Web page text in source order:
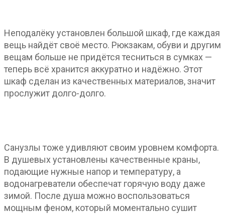
Неподалёку установлен большой шкаф, где каждая
вещь найдёт своё место. Рюкзакам, обуви и другим
вещам больше не придётся тесниться в сумках —
теперь всё хранится аккуратно и надёжно. Этот
шкаф сделан из качественных материалов, значит
прослужит долго-долго.
Санузлы тоже удивляют своим уровнем комфорта.
В душевых установлены качественные краны,
подающие нужные напор и температуру, а
водонагреватели обеспечат горячую воду даже
зимой. После душа можно воспользоваться
мощным феном, который моментально сушит